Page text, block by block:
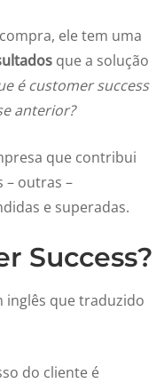
ele tem uma
que a solução
é customer success
anterior?
que contribui
– outras –
e superadas.
Success?
inglês que traduzido
do cliente é